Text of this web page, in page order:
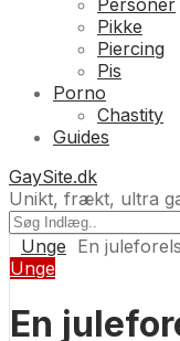
Personer
Pikke
Piercing
Pis
Porno
Chastity
Guides
GaySite.dk
Unikt, frækt, ultra
Unge En
Unge
En